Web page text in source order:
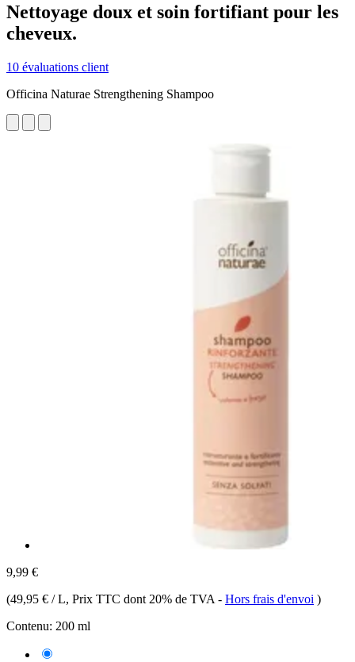
Nettoyage doux et soin fortifiant pour les
cheveux.
10 évaluations client
Officina Naturae Strengthening Shampoo
9,99 €
(49,95 € / L, Prix TTC dont 20% de TVA - Hors frais d'envoi )
Contenu: 200 ml